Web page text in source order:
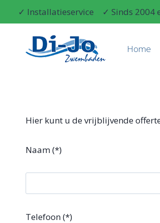
Doorgaan✓ Installatieservice ✓ Sinds 2004
Home
Hier kunt u de vrijblijvende
Naam (*)
Telefoon (*)